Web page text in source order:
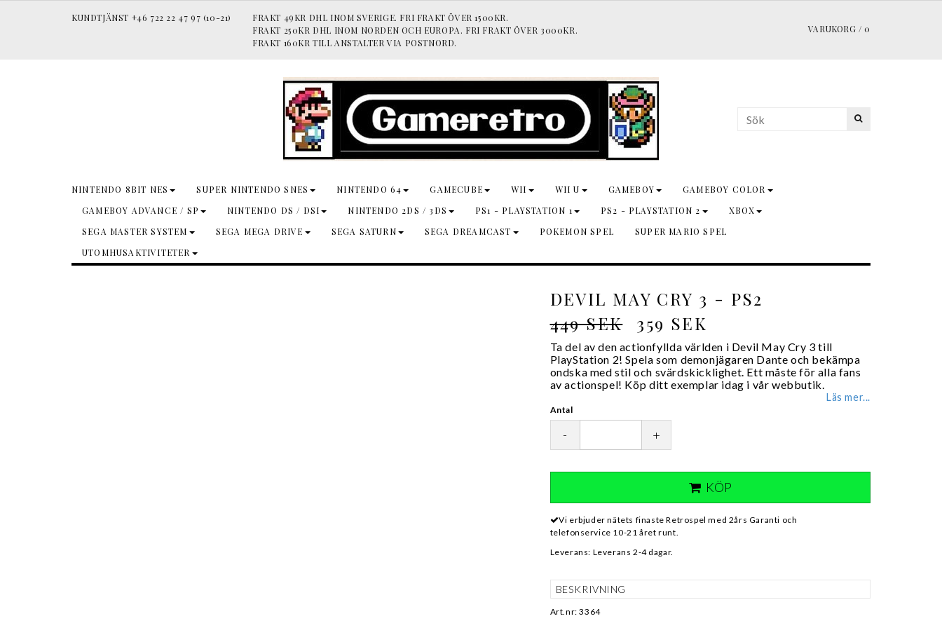
KUNDTJÄNST +46 722 22 47 97 (10-21)
FRAKT 49KR DHL INOM SVERIGE. FRI FRAKT ÖVER 1500KR.
FRAKT 250KR DHL INOM NORDEN OCH EUROPA. FRI FRAKT ÖVER 3000KR.
FRAKT 160KR TILL ANSTALTER VIA POSTNORD.
VARUKORG / 0
NINTENDO 8BIT NES SUPER NINTENDO SNES NINTENDO 64 GAMECUBE WII WII U GAMEBOY
GAMEBOY COLOR
GAMEBOY ADVANCE / SP
NINTENDO DS / DSI NINTENDO 2DS / 3DS PS1 - PLAYSTATION 1 PS2 - PLAYSTATION 2
XBOX
SEGA MASTER SYSTEM
SEGA MEGA DRIVE SEGA SATURN SEGA DREAMCAST POKEMON SPEL
SUPER MARIO SPEL
UTOMHUSAKTIVITETER
DEVIL MAY CRY 3 - PS2
449 SEK
359 SEK
Ta del av den actionfyllda världen i Devil May Cry 3 till
PlayStation 2! Spela som demonjägaren Dante och bekämpa
ondska med stil och svärdskicklighet. Ett måste för alla fans
av actionspel! Köp ditt exemplar idag i vår webbutik.
Läs mer...
Antal
- +
KÖP
Vi erbjuder nätets finaste Retrospel med 2års Garanti och
telefonservice 10-21 året runt.
Leverans: Leverans 2-4 dagar.
BESKRIVNING
Art.nr: 3364